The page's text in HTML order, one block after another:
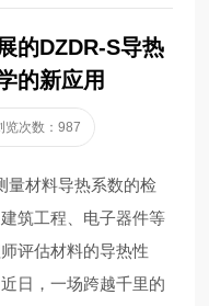
的DZDR-S导热
的新应用
览次数：987
量材料导热系数的检
筑工程、电子器件等
评估材料的导热性
日，一场跨越千里的